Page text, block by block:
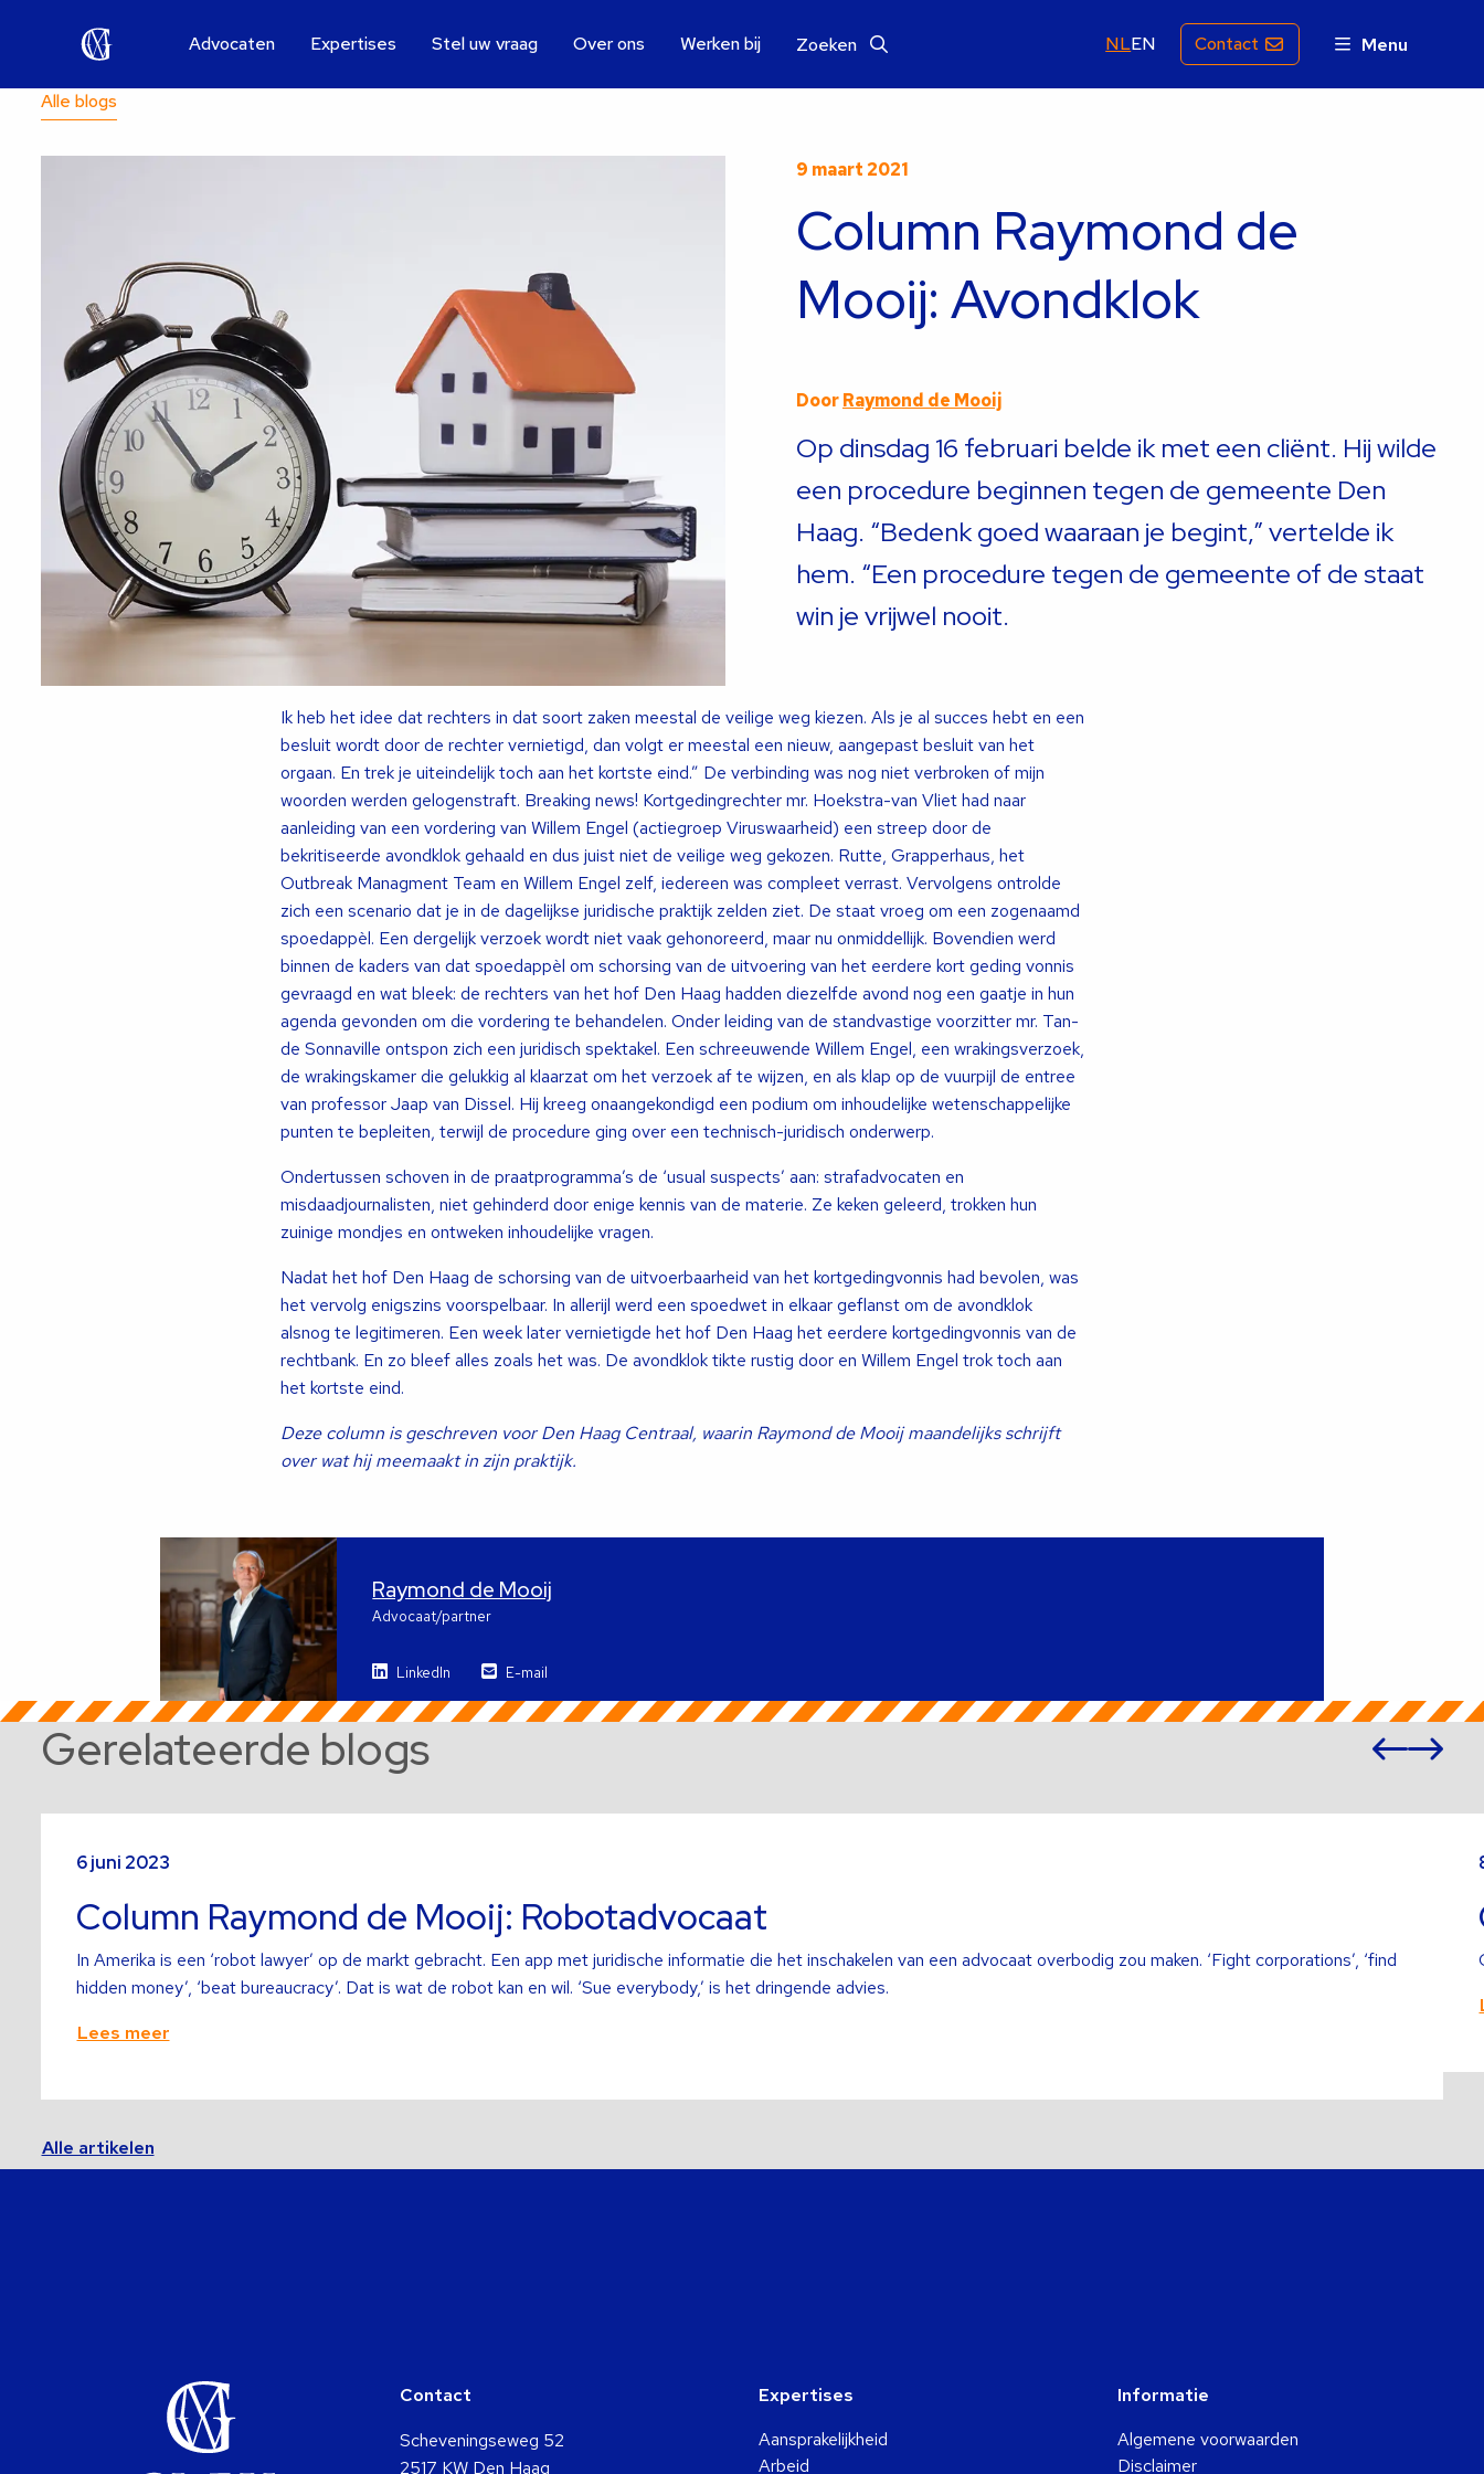
Advocaten Expertises Stel uw vraag Over ons Werken bij Zoeken NLEN Contact Menu
Alle blogs
9 maart 2021
Column Raymond de
Mooij: Avondklok
DoorRaymond de Mooij
Op dinsdag 16 februari belde ik met een cliënt. Hij wilde
een procedure beginnen tegen de gemeente Den
Haag. “Bedenk goed waaraan je begint,” vertelde ik
hem. “Een procedure tegen de gemeente of de staat
win je vrijwel nooit.
Ik heb het idee dat rechters in dat soort zaken meestal de veilige weg kiezen. Als je al succes hebt en een
besluit wordt door de rechter vernietigd, dan volgt er meestal een nieuw, aangepast besluit van het
orgaan. En trek je uiteindelijk toch aan het kortste eind.” De verbinding was nog niet verbroken of mijn
woorden werden gelogenstraft. Breaking news! Kortgedingrechter mr. Hoekstra-van Vliet had naar
aanleiding van een vordering van Willem Engel (actiegroep Viruswaarheid) een streep door de
bekritiseerde avondklok gehaald en dus juist niet de veilige weg gekozen. Rutte, Grapperhaus, het
Outbreak Managment Team en Willem Engel zelf, iedereen was compleet verrast. Vervolgens ontrolde
zich een scenario dat je in de dagelijkse juridische praktijk zelden ziet. De staat vroeg om een zogenaamd
spoedappèl. Een dergelijk verzoek wordt niet vaak gehonoreerd, maar nu onmiddellijk. Bovendien werd
binnen de kaders van dat spoedappèl om schorsing van de uitvoering van het eerdere kort geding vonnis
gevraagd en wat bleek: de rechters van het hof Den Haag hadden diezelfde avond nog een gaatje in hun
agenda gevonden om die vordering te behandelen. Onder leiding van de standvastige voorzitter mr. Tan-
de Sonnaville ontspon zich een juridisch spektakel. Een schreeuwende Willem Engel, een wrakingsverzoek,
de wrakingskamer die gelukkig al klaarzat om het verzoek af te wijzen, en als klap op de vuurpijl de entree
van professor Jaap van Dissel. Hij kreeg onaangekondigd een podium om inhoudelijke wetenschappelijke
punten te bepleiten, terwijl de procedure ging over een technisch-juridisch onderwerp.
Ondertussen schoven in de praatprogramma’s de ‘usual suspects’ aan: strafadvocaten en
misdaadjournalisten, niet gehinderd door enige kennis van de materie. Ze keken geleerd, trokken hun
zuinige mondjes en ontweken inhoudelijke vragen.
Nadat het hof Den Haag de schorsing van de uitvoerbaarheid van het kortgedingvonnis had bevolen, was
het vervolg enigszins voorspelbaar. In allerijl werd een spoedwet in elkaar geflanst om de avondklok
alsnog te legitimeren. Een week later vernietigde het hof Den Haag het eerdere kortgedingvonnis van de
rechtbank. En zo bleef alles zoals het was. De avondklok tikte rustig door en Willem Engel trok toch aan
het kortste eind.
Deze column is geschreven voor Den Haag Centraal, waarin Raymond de Mooij maandelijks schrijft
over wat hij meemaakt in zijn praktijk.
Raymond de Mooij
Advocaat/partner
LinkedIn E-mail
Gerelateerde blogs
slide
6 juni 2023
Column Raymond de Mooij: Robotadvocaat
In Amerika is een ‘robot lawyer’ op de markt gebracht. Een app met juridische informatie die het inschakelen van een advocaat overbodig zou maken. ‘Fight corporations’, ‘find
hidden money’, ‘beat bureaucracy’. Dat is wat de robot kan en wil. ‘Sue everybody,’ is het dringende advies.
Lees meer
meer
meer
Alle artikelen
Contact
Scheveningseweg 52
2517 KW Den Haag
Expertises
Aansprakelijkheid
Arbeid
Informatie
Algemene voorwaarden
Disclaimer